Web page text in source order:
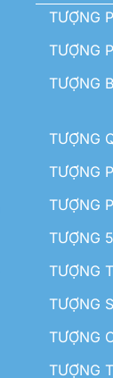
TƯỢNG
TƯỢNG
TƯỢNG
TƯỢNG
TƯỢNG
TƯỢNG
TƯỢNG
TƯỢNG
TƯỢNG
TƯỢNG
TƯỢNG